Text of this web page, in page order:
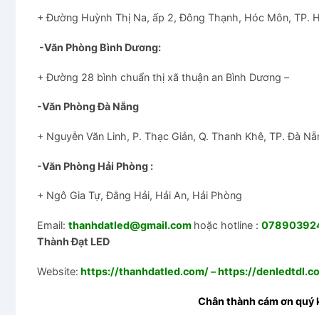
+ Đường Huỳnh Thị Na, ấp 2, Đông Thạnh, Hóc Môn, TP.
-Văn Phòng Bình Dương:
+ Đường 28 bình chuẩn thị xã thuận an Bình Dương –
-Văn Phòng Đà Nẵng
+ Nguyễn Văn Linh, P. Thạc Giản, Q. Thanh Khê, TP. Đà
-Văn Phòng Hải Phòng :
+ Ngô Gia Tự, Đằng Hải, Hải An, Hải Phòng
Email: thanhdatled@gmail.com hoặc hotline :
Thành Đạt LED
Website: https://thanhdatled.com/–https://
Chân thành cám ơn